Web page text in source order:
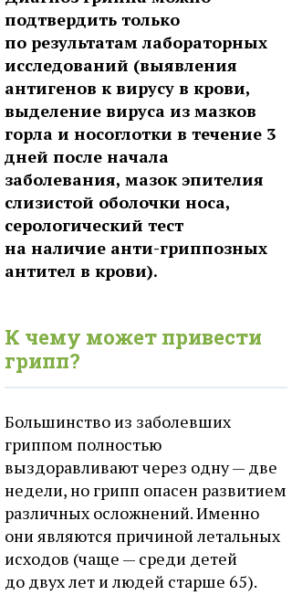
подтвердить только
по результатам лабораторных
исследований (выявления
антигенов к вирусу в крови,
выделение вируса из мазков
горла и носоглотки в течение 3
дней после начала
заболевания, мазок эпителия
слизистой оболочки носа,
серологический тест
на наличие анти-гриппозных
антител в крови).
К чему может привести
грипп?
Большинство из заболевших
гриппом полностью
выздоравливают через одну — две
недели, но грипп опасен развитием
различных осложнений. Именно
они являются причиной летальных
исходов (чаще — среди детей
до двух лет и людей старше 65).